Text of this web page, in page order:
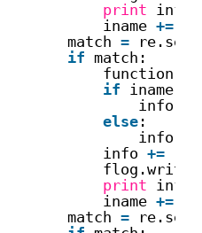
print
info
iname +=
match =
if match:
function
if
iname
info
else :
info
info +=
print
info
iname +=
match =